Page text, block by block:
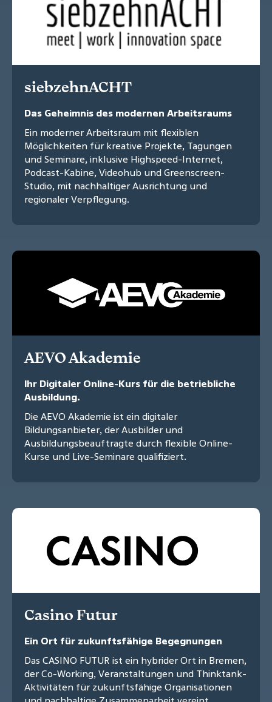
siebzehnACHT
Das Geheimnis des modernen Arbeitsraums
Ein moderner Arbeitsraum mit flexiblen
Möglichkeiten für kreative Projekte, Tagungen
und Seminare, inklusive Highspeed-Internet,
Podcast-Kabine, Videohub und Greenscreen-
Studio, mit nachhaltiger Ausrichtung und
regionaler Verpflegung.
AEVO Akademie
Ihr Digitaler Online-Kurs für die betriebliche
Ausbildung.
Die AEVO Akademie ist ein digitaler
Bildungsanbieter, der Ausbilder und
Ausbildungsbeauftragte durch flexible Online-
Kurse und Live-Seminare qualifiziert.
Casino Futur
Ein Ort für zukunftsfähige Begegnungen
Das CASINO FUTUR ist ein hybrider Ort in Bremen,
der Co-Working, Veranstaltungen und Thinktank-
Aktivitäten für zukunftsfähige Organisationen